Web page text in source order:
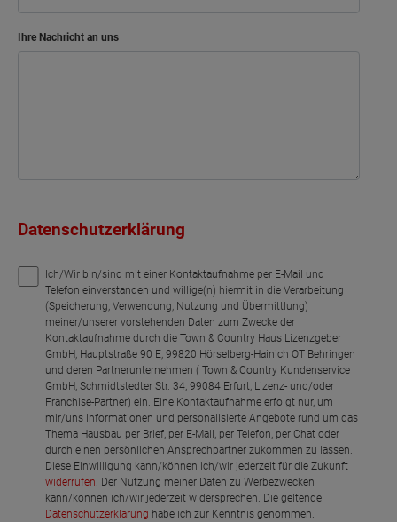
Ihre Nachricht an uns
Datenschutzerklärung
Ich/Wir bin/sind mit einer Kontaktaufnahme per E-Mail und
Telefon einverstanden und willige(n) hiermit in die Verarbeitung
(Speicherung, Verwendung, Nutzung und Übermittlung)
meiner/unserer vorstehenden Daten zum Zwecke der
Kontaktaufnahme durch die Town & Country Haus Lizenzgeber
GmbH, Hauptstraße 90 E, 99820 Hörselberg-Hainich OT Behringen
und deren Partnerunternehmen ( Town & Country Kundenservice
GmbH, Schmidtstedter Str. 34, 99084 Erfurt, Lizenz- und/oder
Franchise-Partner) ein. Eine Kontaktaufnahme erfolgt nur, um
mir/uns Informationen und personalisierte Angebote rund um das
Thema Hausbau per Brief, per E-Mail, per Telefon, per Chat oder
durch einen persönlichen Ansprechpartner zukommen zu lassen.
Diese Einwilligung kann/können ich/wir jederzeit für die Zukunft
widerrufen. Der Nutzung meiner Daten zu Werbezwecken
kann/können ich/wir jederzeit widersprechen. Die geltende
Datenschutzerklärung habe ich zur Kenntnis genommen.